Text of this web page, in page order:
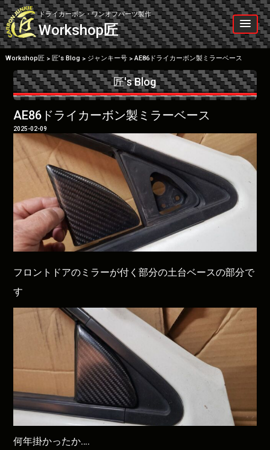
Skip
to
content
ドライカーボン・ワンオフパーツ製作
Workshop匠
Workshop匠> 匠’s Blog > ジャンキー号> AE86ドライカーボン製ミラーベース
匠's Blog
AE86ドライカーボン製ミラーベース
2025-02-09
フロントドアのミラーが付く部分の土台ベースの部分で
す
何年掛かったか….